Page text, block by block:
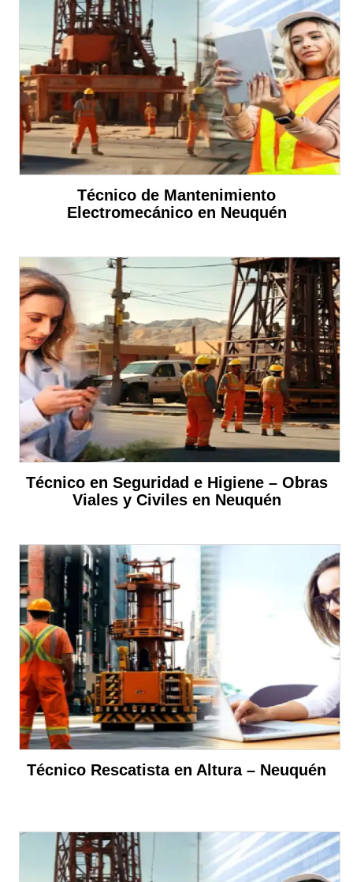
Técnico de Mantenimiento
Electromecánico en Neuquén
Técnico en Seguridad e Higiene – Obras
Viales y Civiles en Neuquén
Técnico Rescatista en Altura – Neuquén